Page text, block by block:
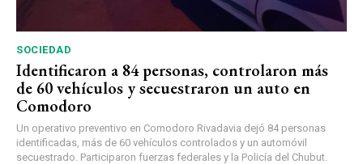
SOCIEDAD
Identificaron a 84 personas, controlaron más
de 60 vehículos y secuestraron un auto en
Comodoro
Un operativo preventivo en Comodoro Rivadavia dejó 84 personas
identificadas, más de 60 vehículos controlados y un automóvil
secuestrado. Participaron fuerzas federales y la Policía del Chubut.